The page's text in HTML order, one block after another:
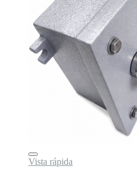
Vista rápida